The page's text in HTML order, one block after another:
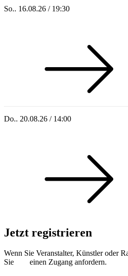
So.. 16.08.26 / 19:30
Do.. 20.08.26 / 14:00
Jetzt registrieren
Wenn Sie Veranstalter, Künstler oder
Sie
einen Zugang anfordern.